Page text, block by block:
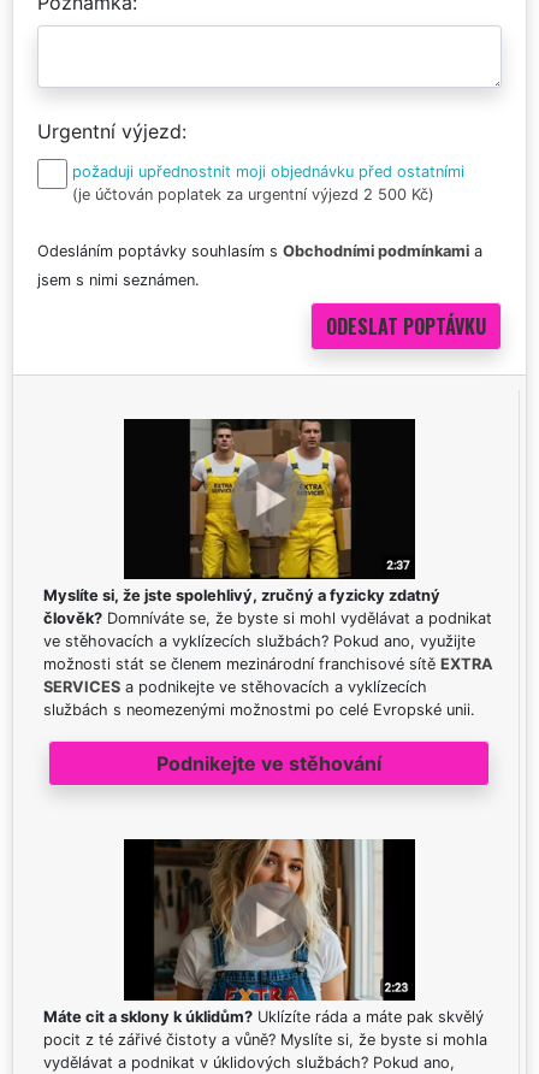
Urgentní výjezd
požaduji upřednostnit moji objednávku před ostatními
(je účtován poplatek za urgentní výjezd 2 500 Kč)
Odesláním poptávky souhlasím s Obchodními podmínkami a
jsem s nimi seznámen.
Myslíte si, že jste spolehlivý, zručný a fyzicky zdatný
člověk? Domníváte se, že byste si mohl vydělávat a podnikat
ve stěhovacích a vyklízecích službách? Pokud ano, využijte
možnosti stát se členem mezinárodní franchisové sítě EXTRA
SERVICES a podnikejte ve stěhovacích a vyklízecích
službách s neomezenými možnostmi po celé Evropské unii.
Podnikejte ve stěhování
Máte cit a sklony k úklidům? Uklízíte ráda a máte pak skvělý
pocit z té zářivé čistoty a vůně? Myslíte si, že byste si mohla
vydělávat a podnikat v úklidových službách? Pokud ano,